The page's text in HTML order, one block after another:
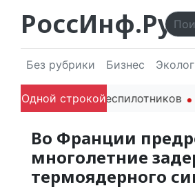
РоссИнф.Ру
Без рубрики Бизнес
Одной строкой
гражданских беспилотников
Во Франции
многолетние
термоядерного